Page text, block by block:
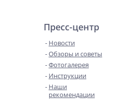
Пресс-центр
Новости
Обзоры и советы
Фотогалерея
Инструкции
Наши
рекомендации